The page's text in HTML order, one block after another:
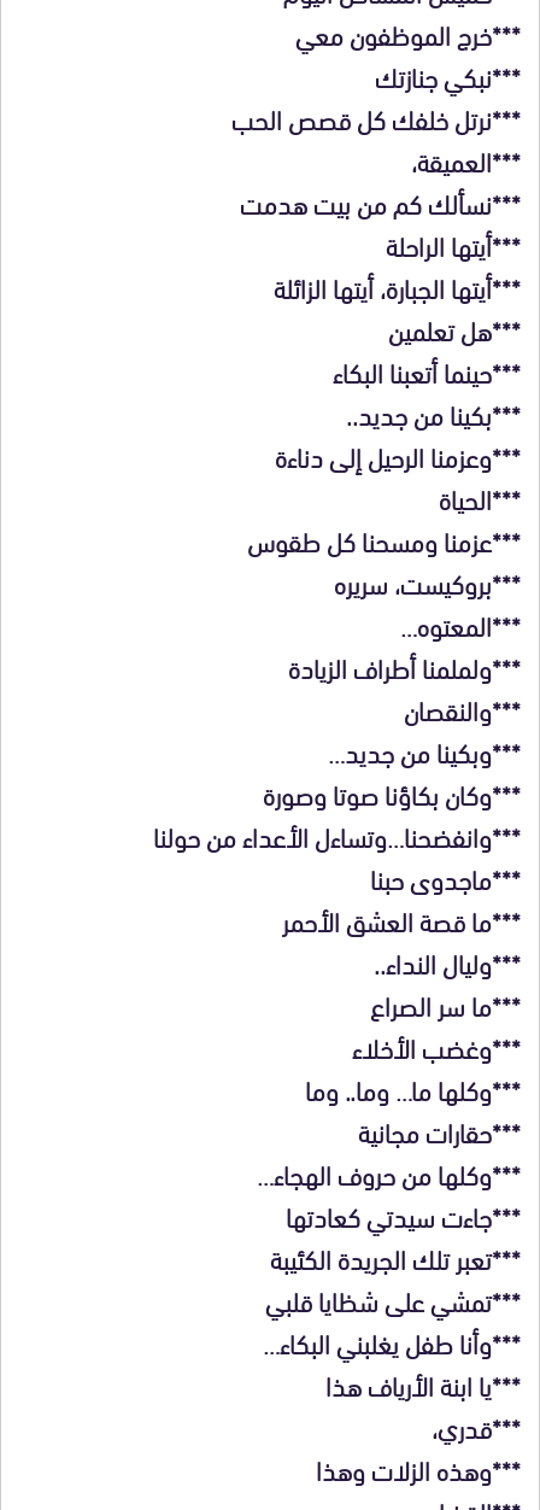
***خرج الموظفون معي
***نبكي جنازتك
***نرتل خلفك كل قصص الحب
***العميقة،
***نسألك كم من بيت هدمت
***أيتها الراحلة
***أيتها الجبارة، أيتها الزائلة
***هل تعلمين
***حينما أتعبنا البكاء
***بكينا من جديد..
***وعزمنا الرحيل إلى دناءة
***الحياة
***عزمنا ومسحنا كل طقوس
***بروكيست، سريره
***المعتوه…
***ولملمنا أطراف الزيادة
***والنقصان
***وبكينا من جديد…
***وكان بكاؤنا صوتا وصورة
***وانفضحنا…وتساءل الأعداء من حولنا
***ماجدوى حبنا
***ما قصة العشق الأحمر
***وليال النداء..
***ما سر الصراع
***وغضب الأخلاء
***وكلها ما… وما.. وما
***حقارات مجانية
***وكلها من حروف الهجاء…
***جاءت سيدتي كعادتها
***تعبر تلك الجريدة الكئيبة
***تمشي على شظايا قلبي
***وأنا طفل يغلبني البكاء…
***يا ابنة الأرياف هذا
***قدري،
***وهذه الزلات وهذا